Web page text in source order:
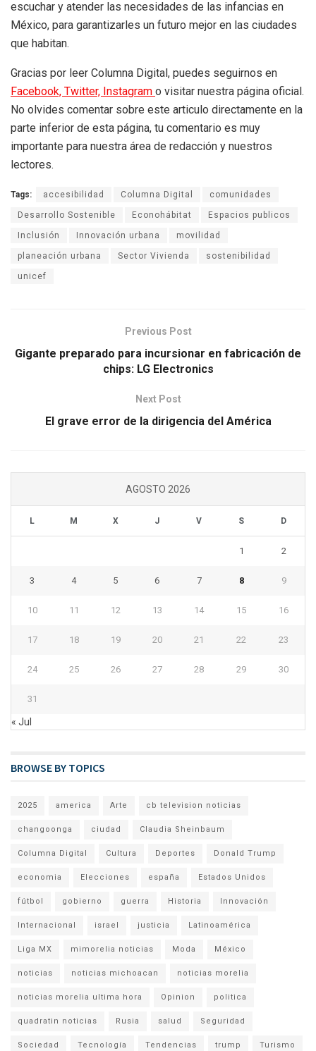
escuchar y atender las necesidades de las infancias en
México, para garantizarles un futuro mejor en las ciudades
que habitan.
Gracias por leer Columna Digital, puedes seguirnos en
Facebook, Twitter, Instagram o visitar nuestra página oficial.
No olvides comentar sobre este articulo directamente en la
parte inferior de esta página, tu comentario es muy
importante para nuestra área de redacción y nuestros
lectores.
Tags: accesibilidad Columna Digital comunidades
Desarrollo Sostenible Econohábitat Espacios publicos
Inclusión Innovación urbana movilidad
planeación urbana Sector Vivienda sostenibilidad
unicef
Previous Post
Gigante preparado para incursionar en fabricación de
chips: LG Electronics
Next Post
El grave error de la dirigencia del América
AGOSTO 2026
L M X J V S D
1 2
3 4 5 6 7 8 9
10 11 12 13 14 15 16
17 18 19 20 21 22 23
24 25 26 27 28 29 30
31
« Jul
BROWSE BY TOPICS
2025 america Arte cb television noticias
changoonga ciudad Claudia Sheinbaum
Columna Digital Cultura Deportes Donald Trump
economia Elecciones españa Estados Unidos
fútbol gobierno guerra Historia Innovación
Internacional israel justicia Latinoamérica
Liga MX mimorelia noticias Moda México
noticias noticias michoacan noticias morelia
noticias morelia ultima hora Opinion politica
quadratin noticias Rusia salud Seguridad
Sociedad Tecnología Tendencias trump Turismo